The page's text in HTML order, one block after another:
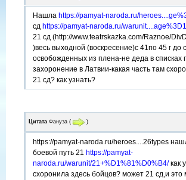
Нашла https://pamyat-naroda.ru/
сд https://pamyat-naroda.ru/warunit....age%3D1
21 сд (http://www.teatrskazka.com/Raznoe/
)весь выходной (воскресение)с 41по 45 г до
освобожденных из плена-не деда в списках
захоронение в Латвии-какая часть там
21 сд? как узнать?
Цитата Фануза ( )
https://pamyat-naroda.ru/heroes....26types
боевой путь 21 https://pamyat-
naroda.ru/warunit/21+%D1%81%D0%B4/как
схоронила здесь бойцов? может 21 сд,и это